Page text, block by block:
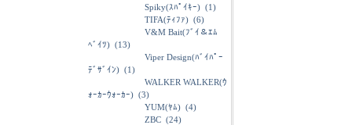
Spiky(ｽﾊﾟｲｷｰ) (1)
TIFA(ﾃｨﾌｧ) (6)
V&M Bait(ﾌﾞｲ＆ｴﾑ
ﾍﾞｲﾂ) (13)
Viper Design(ﾊﾞｲﾊﾟｰ
ﾃﾞｻﾞｲﾝ) (1)
WALKER WALKER(ｳ
ｫｰｶｰｳｫｰｶｰ) (3)
YUM(ﾔﾑ) (4)
ZBC (24)